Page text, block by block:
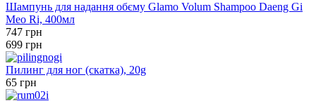
Шампунь для надання обєму Glamo Volum Shampoo Daeng Gi
Meo Ri, 400мл
747 грн
699 грн
Пилинг для ног (скатка), 20g
65 грн